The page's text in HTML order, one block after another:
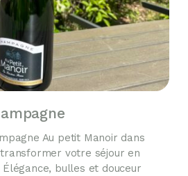
Au petit Manoir dans
votre séjour en
Élégance, bulles et douceur